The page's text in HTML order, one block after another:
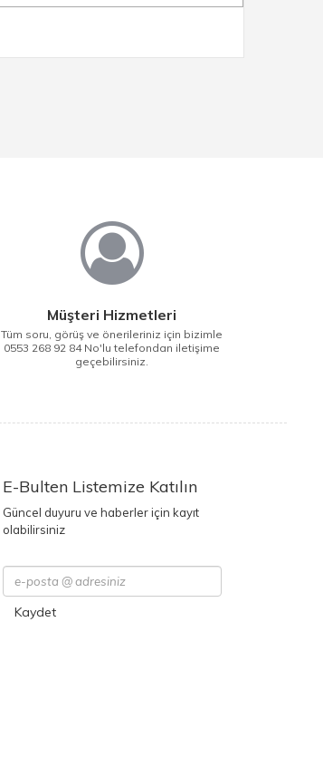
Müşteri Hizmetleri
Tüm soru, görüş ve önerileriniz için bizimle
0553 268 92 84 No'lu telefondan iletişime
geçebilirsiniz.
E-Bulten Listemize Katılın
Güncel duyuru ve haberler için kayıt
olabilirsiniz
Kaydet